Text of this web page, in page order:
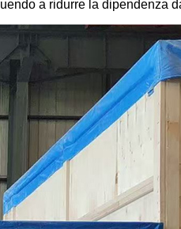
a ridurre la dipendenza